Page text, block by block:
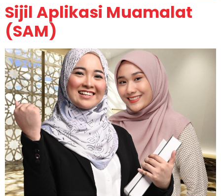
Sijil Aplikasi Muamalat
(SAM)